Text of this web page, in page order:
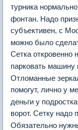
турника
фонтан. Надо
субъективен, с
можно было
Сетка откровенно
парковать машину
Отломанные
помогут, лично у
деньги у
ворот. Сетку надо
Обязательно